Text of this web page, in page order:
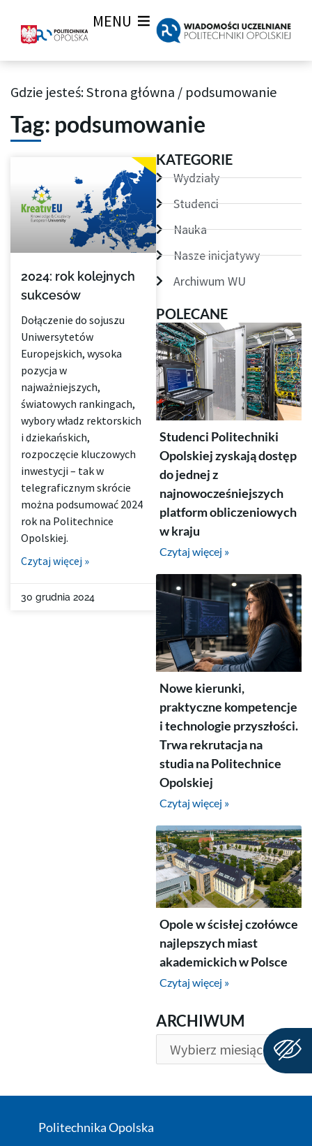
MENU
Archiwum Tagów aktualności Wiadomości uczelnianych
Gdzie jesteś:Strona główna / podsumowanie
Tag: podsumowanie
2024: rok kolejnych
sukcesów
Dołączenie do sojuszu
Uniwersytetów
Europejskich, wysoka
pozycja w
najważniejszych,
światowych rankingach,
wybory władz rektorskich
i dziekańskich,
rozpoczęcie kluczowych
inwestycji – tak w
telegraficznym skrócie
można podsumować 2024
rok na Politechnice
Opolskiej.
Czytaj więcej »
30 grudnia 2024
KATEGORIE
Wydziały
Studenci
Nauka
Nasze inicjatywy
Archiwum WU
POLECANE
Studenci Politechniki
Opolskiej zyskają dostęp
do jednej z
najnowocześniejszych
platform obliczeniowych
w kraju
Czytaj więcej »
Nowe kierunki,
praktyczne kompetencje
i technologie przyszłości.
Trwa rekrutacja na
studia na Politechnice
Opolskiej
Czytaj więcej »
Opole w ścisłej czołówce
najlepszych miast
akademickich w Polsce
Czytaj więcej »
ARCHIWUM
ARCHIWUM
Politechnika Opolska